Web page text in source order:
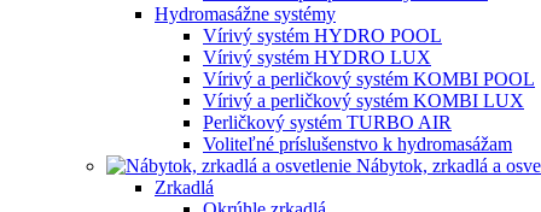
Hydromasážne systémy
Vírivý systém HYDRO POOL
Vírivý systém HYDRO LUX
Vírivý a perličkový systém KOMBI POOL
Vírivý a perličkový systém KOMBI LUX
Perličkový systém TURBO AIR
Voliteľné príslušenstvo k hydromasážam
Nábytok, zrkadlá a
Zrkadlá